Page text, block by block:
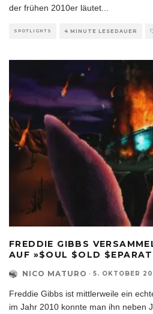
der frühen 2010er läutet
SPOTLIGHTS 4 MINUTE LESEDAUER
FREDDIE GIBBS
AUF »$OUL $OLD
NICO MATURO · 5. OKTOBER
Freddie Gibbs ist mittlerweile ein
im Jahr 2010 konnte man ihn neben